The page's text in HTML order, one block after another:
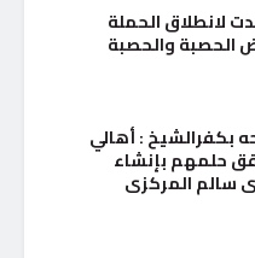
لانطلاق الحملة
الحصبة والحصبة
بكفرالشيخ : أهالي
حلمهم بإنشاء
المركزى